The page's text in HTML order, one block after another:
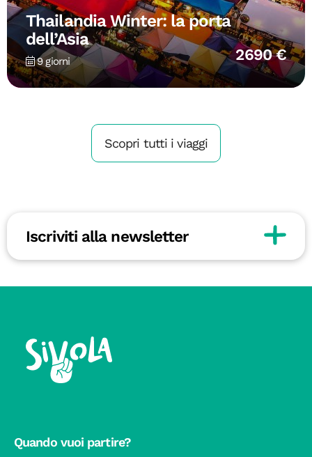
Thailandia Winter: la porta
dell’Asia
9 giorni 2690 €
Scopri tutti i viaggi
Iscriviti alla newsletter
Quando vuoi partire?